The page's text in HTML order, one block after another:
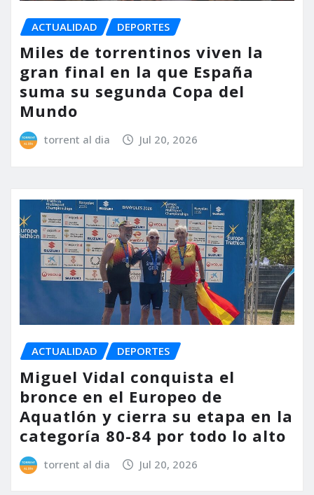
ACTUALIDAD DEPORTES
Miles de torrentinos viven la
gran final en la que España
suma su segunda Copa del
Mundo
torrent al dia Jul 20, 2026
ACTUALIDAD DEPORTES
Miguel Vidal conquista el
bronce en el Europeo de
Aquatlón y cierra su etapa en la
categoría 80-84 por todo lo alto
torrent al dia Jul 20, 2026